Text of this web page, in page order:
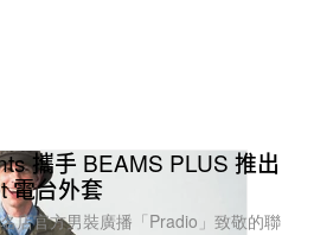
攜手 BEAMS PLUS 推出
電台外套
店官方男裝廣播「Pradio」致敬的聯